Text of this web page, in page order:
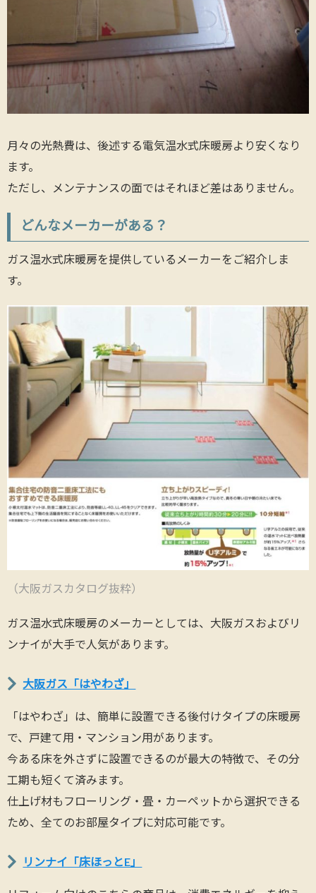
月々の光熱費は、後述する電気温水式床暖房より安くなり
ます。
ただし、メンテナンスの面ではそれほど差はありません。
どんなメーカーがある？
ガス温水式床暖房を提供しているメーカーをご紹介しま
す。
（大阪ガスカタログ抜粋）
ガス温水式床暖房のメーカーとしては、大阪ガスおよびリ
ンナイが大手で人気があります。
大阪ガス「はやわざ」
「はやわざ」は、簡単に設置できる後付けタイプの床暖房
で、戸建て用・マンション用があります。
今ある床を外さずに設置できるのが最大の特徴で、その分
工期も短くて済みます。
仕上げ材もフローリング・畳・カーペットから選択できる
ため、全てのお部屋タイプに対応可能です。
リンナイ「床ほっとE」